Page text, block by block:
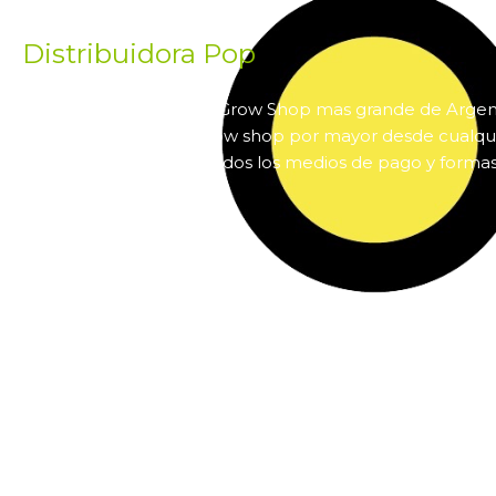
Distribuidora Pop
Pop es el mayorista de Grow Shop mas grande de
online insumos para grow shop por mayor desde
país. Pop cuenta con todos los medios de pago y